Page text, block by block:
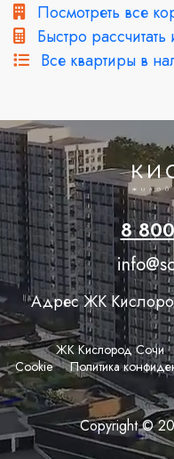
Посмотреть все
Быстро
Все квартиры в
8
Адрес ЖК
ЖК Кислород Сочи
Сookie
Политика
Copyright ©